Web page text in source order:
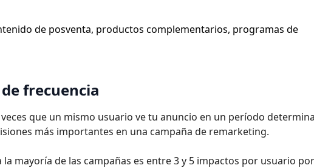
de posventa, productos complementarios, programas de
frecuencia
que un mismo usuario ve tu anuncio en un período
más importantes en una campaña de remarketing.
mayoría de las campañas es entre 3 y 5 impactos por usuario por